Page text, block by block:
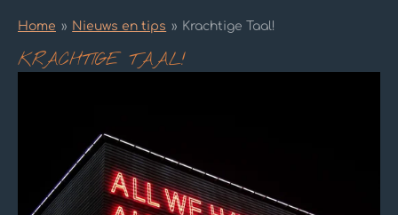
Home » Nieuws en tips » Krachtige Taal!
KRACHTIGE TAAL!